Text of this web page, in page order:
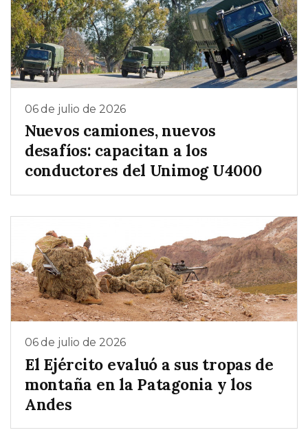
06 de julio de 2026
Nuevos camiones, nuevos
desafíos: capacitan a los
conductores del Unimog U4000
06 de julio de 2026
El Ejército evaluó a sus tropas de
montaña en la Patagonia y los
Andes